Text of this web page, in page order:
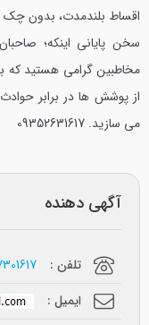
اقساط بلندمدت، بدون چک
سخن پایانی اینکه؛
مخاطبین گرامی هستید
از پوشش ها در برابر
می سازید.
آگهی دهنده
تلفن :
ایمیل :